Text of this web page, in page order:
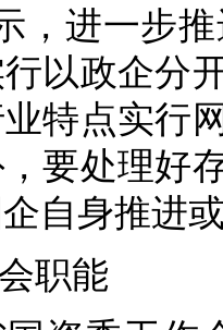
，进一步
以政企分
特点实行
要处理好
自身推进
职能